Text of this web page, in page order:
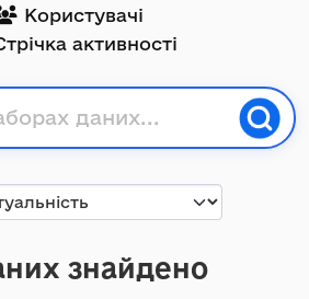
Користувачі
активності
знайдено